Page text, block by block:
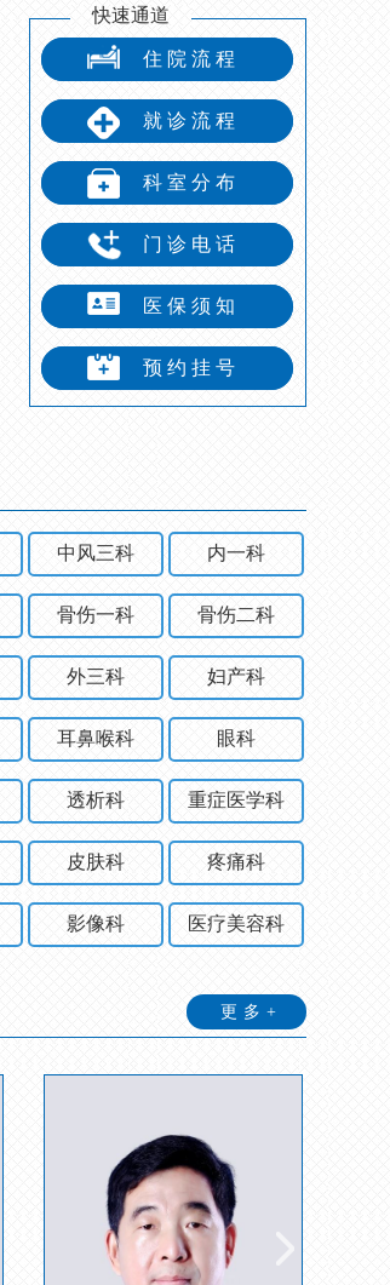
快速通道
住院流程
就诊流程
科室分布
门诊电话
医保须知
预约挂号
中风三科 内一科
骨伤一科 骨伤二科
外三科 妇产科
耳鼻喉科 眼科
透析科 重症医学科
皮肤科 疼痛科
影像科 医疗美容科
更多+